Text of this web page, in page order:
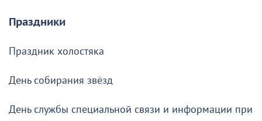
Праздники
Праздник холостяка
День собирания звёзд
День службы специальной связи и информации при